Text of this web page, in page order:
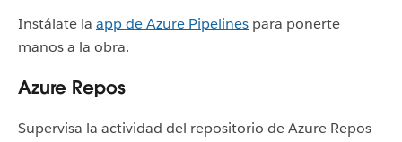
Instálate la app de Azure Pipelines para ponerte
manos a la obra.
Azure Repos
Supervisa la actividad del repositorio de Azure Repos